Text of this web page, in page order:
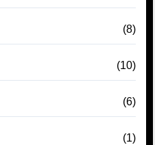
(8)
(10)
(6)
(1)